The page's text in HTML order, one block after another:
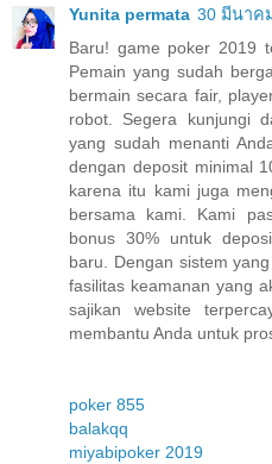
Yunita permata 30 มีนาค
Baru! game poker 2019
Pemain yang sudah
bermain secara fair,
robot. Segera kunjungi
yang sudah menanti
dengan deposit minimal
karena itu kami juga
bersama kami. Kami
bonus 30% untuk
baru. Dengan sistem
fasilitas keamanan yang
sajikan website
membantu Anda untuk
poker 855
balakqq
miyabipoker 2019